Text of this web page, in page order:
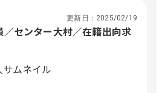
更新日： 2025/02/19
／センター大村／在籍出向求